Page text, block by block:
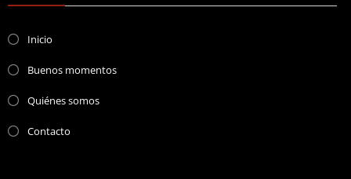
Inicio
Buenos momentos
Quiénes somos
Contacto